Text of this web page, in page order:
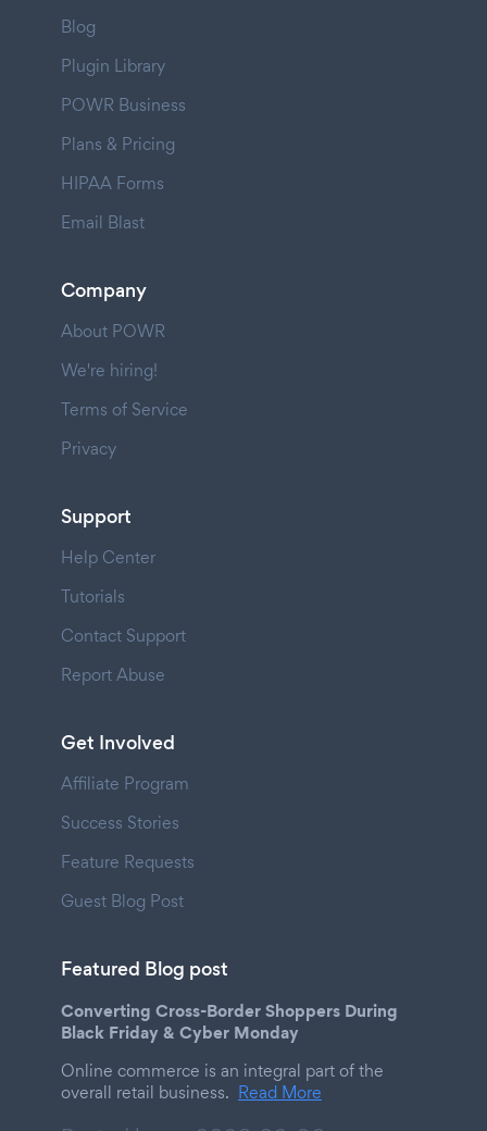
Blog
Plugin Library
POWR Business
Plans & Pricing
HIPAA Forms
Email Blast
Company
About POWR
We're hiring!
Terms of Service
Privacy
Support
Help Center
Tutorials
Contact Support
Report Abuse
Get Involved
Affiliate Program
Success Stories
Feature Requests
Guest Blog Post
Featured Blog post
Converting Cross-Border Shoppers During
Black Friday & Cyber Monday
Online commerce is an integral part of the
overall retail business. Read More